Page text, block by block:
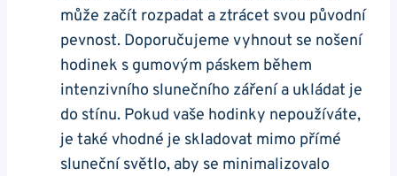
může začít rozpadat a ztrácet svou původní
⁢pevnost. Doporučujeme vyhnout se‍ nošení‍
hodinek s gumovým páskem během
intenzivního ⁣slunečního záření a ukládat ‍je
do stínu. ⁤Pokud vaše hodinky ⁤nepoužíváte,
je‌ také vhodné je⁢ skladovat ‌mimo přímé
sluneční světlo, aby se minimalizovalo